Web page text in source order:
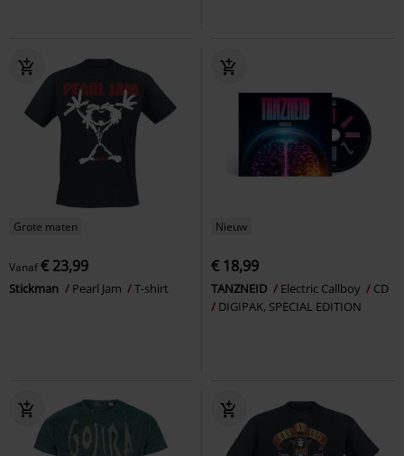
Grote maten
Vanaf€ 23,99
Stickman Pearl Jam T-shirt
Nieuw
€ 18,99
TANZNEID Electric Callboy
CD
DIGIPAK, SPECIAL EDITION